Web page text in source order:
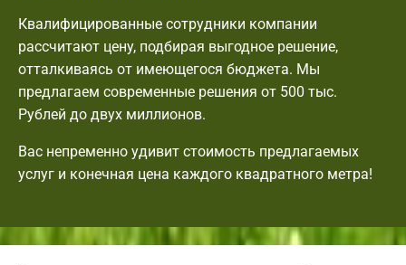
Квалифицированные сотрудники компании
рассчитают цену, подбирая выгодное решение,
отталкиваясь от имеющегося бюджета. Мы
предлагаем современные решения от 500 тыс.
Рублей до двух миллионов.
Вас непременно удивит стоимость предлагаемых
услуг и конечная цена каждого квадратного метра!